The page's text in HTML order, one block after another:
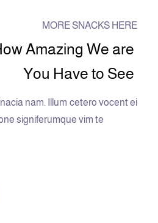
MORE SNACKS HERE
Amazing We are
You Have to See
nam. Illum cetero vocent ei
signiferumque vim te.